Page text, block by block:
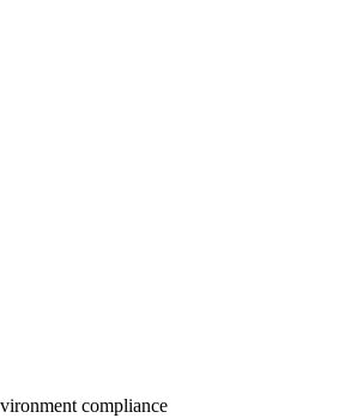
compliance